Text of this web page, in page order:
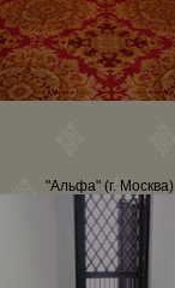
"Альфа" (г. Москва)